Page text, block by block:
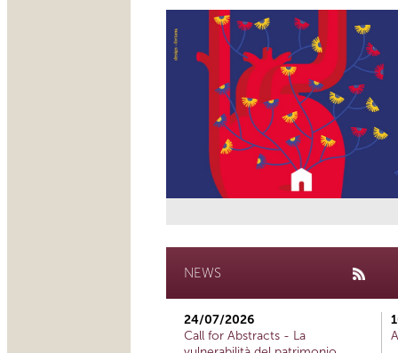
NEWS
24/07/2026
Call for Abstracts - La